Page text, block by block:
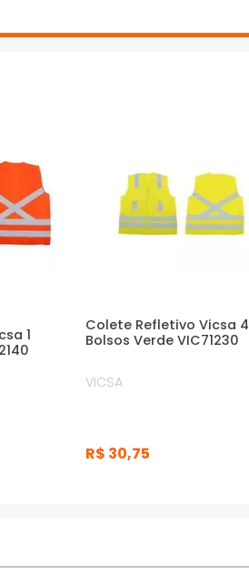
1
Colete Refletivo Vicsa 4
Bolsos Verde VIC71230
VICSA
R$ 30,75